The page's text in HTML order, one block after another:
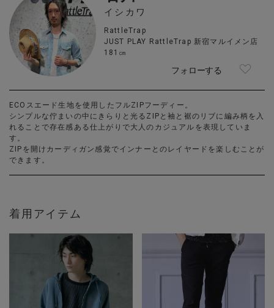
イシカワ
RattleTrap
JUST PLAY RattleTrap 新宿マルイメン店
181㎝
フォローする
ECOスエード生地を使用したフルZIPフーディー。
シンプルな佇まいの中にきらりと光るZIPと袖と裾のリブに編み柄を入
れることで存在感ある仕上がりで大人のカジュアルを表現していま
す。
ZIPを開けカーディガン感覚でインナーとのレイヤードを楽しむことが
できます。
着用アイテム